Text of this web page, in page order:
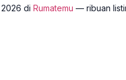
di Rumatemu — ribuan